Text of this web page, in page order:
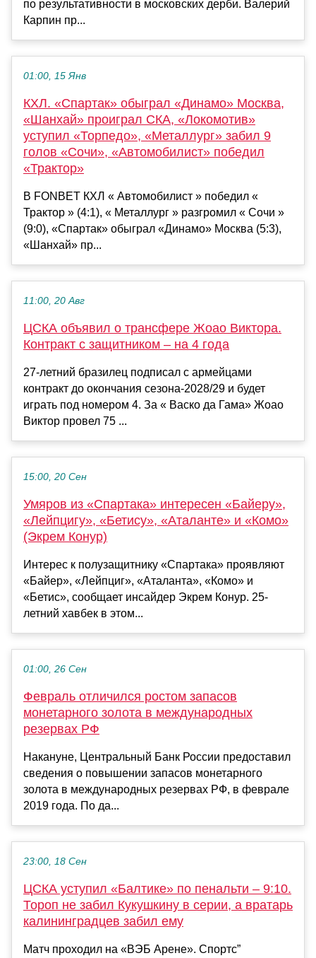
по результативности в московских дерби. Валерий
Карпин пр...
01:00, 15 Янв
КХЛ. «Спартак» обыграл «Динамо» Москва,
«Шанхай» проиграл СКА, «Локомотив»
уступил «Торпедо», «Металлург» забил 9
голов «Сочи», «Автомобилист» победил
«Трактор»
В FONBET КХЛ « Автомобилист » победил «
Трактор » (4:1), « Металлург » разгромил « Сочи »
(9:0), «Спартак» обыграл «Динамо» Москва (5:3),
«Шанхай» пр...
11:00, 20 Авг
ЦСКА объявил о трансфере Жоао Виктора.
Контракт с защитником – на 4 года
27-летний бразилец подписал с армейцами
контракт до окончания сезона-2028/29 и будет
играть под номером 4. За « Васко да Гама» Жоао
Виктор провел 75 ...
15:00, 20 Сен
Умяров из «Спартака» интересен «Байеру»,
«Лейпцигу», «Бетису», «Аталанте» и «Комо»
(Экрем Конур)
Интерес к полузащитнику «Спартака» проявляют
«Байер», «Лейпциг», «Аталанта», «Комо» и
«Бетис», сообщает инсайдер Экрем Конур. 25-
летний хавбек в этом...
01:00, 26 Сен
Февраль отличился ростом запасов
монетарного золота в международных
резервах РФ
Накануне, Центральный Банк России предоставил
сведения о повышении запасов монетарного
золота в международных резервах РФ, в феврале
2019 года. По да...
23:00, 18 Сен
ЦСКА уступил «Балтике» по пенальти – 9:10.
Тороп не забил Кукушкину в серии, а вратарь
калининградцев забил ему
Матч проходил на «ВЭБ Арене». Спортс”